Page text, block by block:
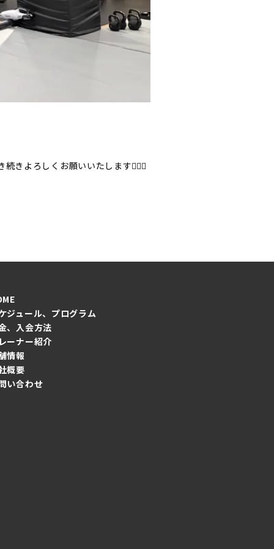
きよろしくお願いいたします🙇🏻‍♂️
ジュール、プログラム
、入会方法
ーナー紹介
情報
概要
い合わせ